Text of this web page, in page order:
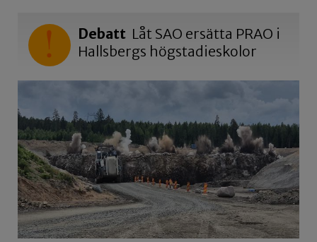
Debatt Låt SAO ersätta PRAO i
Hallsbergs högstadieskolor